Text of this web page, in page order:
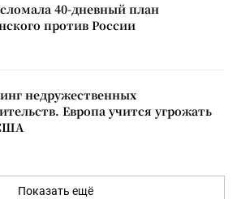
40-дневный план
против России
недружественных
Европа учится угрожать
Показать ещё